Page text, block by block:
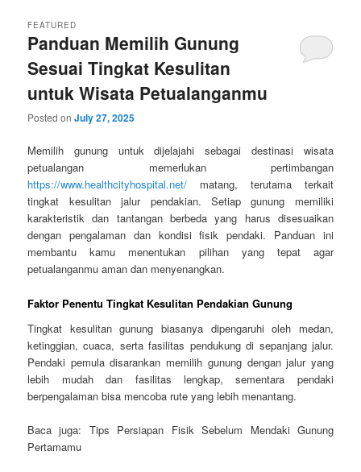
Panduan Memilih Gunung
Sesuai Tingkat Kesulitan
untuk Wisata Petualanganmu
FEATURED
Posted onJuly 27, 2025
Memilih gunung untuk dijelajahi sebagai destinasi wisata
petualangan memerlukan pertimbangan
https://www.healthcityhospital.net/ matang, terutama terkait
tingkat kesulitan jalur pendakian. Setiap gunung memiliki
karakteristik dan tantangan berbeda yang harus disesuaikan
dengan pengalaman dan kondisi fisik pendaki. Panduan ini
membantu kamu menentukan pilihan yang tepat agar
petualanganmu aman dan menyenangkan.
Faktor Penentu Tingkat Kesulitan Pendakian Gunung
Tingkat kesulitan gunung biasanya dipengaruhi oleh medan,
ketinggian, cuaca, serta fasilitas pendukung di sepanjang jalur.
Pendaki pemula disarankan memilih gunung dengan jalur yang
lebih mudah dan fasilitas lengkap, sementara pendaki
berpengalaman bisa mencoba rute yang lebih menantang.
Baca juga: Tips Persiapan Fisik Sebelum Mendaki Gunung
Pertamamu